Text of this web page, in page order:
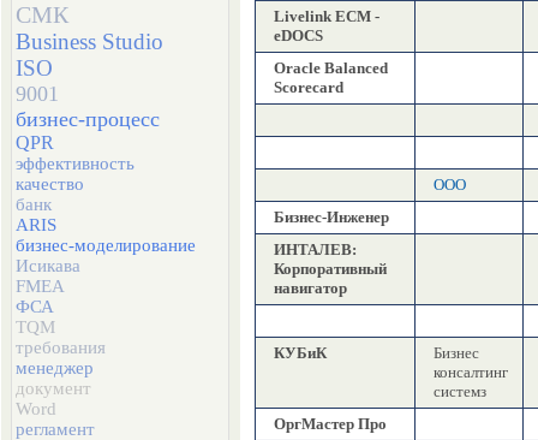
СМК
Business Studio
ISO
9001
бизнес-процесс
QPR
эффективность
качество
банк
ARIS
бизнес-моделирование
Исикава
FMEA
ФСА
TQM
требования
менеджер
документ
Word
регламент
Livelink ECM -
eDOCS
Oracle Balanced
Scorecard
ООО
Бизнес-Инженер
ИНТАЛЕВ:
Корпоративный
навигатор
КУБиК
Бизнес
консалтинг
системз
ОргМастер Про